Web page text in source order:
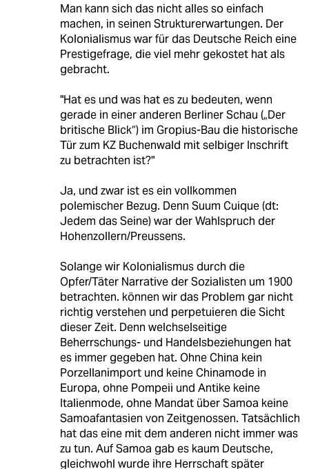
Man kann sich das nicht alles so einfach
machen, in seinen Strukturerwartungen. Der
Kolonialismus war für das Deutsche Reich eine
Prestigefrage, die viel mehr gekostet hat als
gebracht.
"Hat es und was hat es zu bedeuten, wenn
gerade in einer anderen Berliner Schau („Der
britische Blick“) im Gropius-Bau die historische
Tür zum KZ Buchenwald mit selbiger Inschrift
zu betrachten ist?"
Ja, und zwar ist es ein vollkommen
polemischer Bezug. Denn Suum Cuique (dt:
Jedem das Seine) war der Wahlspruch der
Hohenzollern/Preussens.
Solange wir Kolonialismus durch die
Opfer/Täter Narrative der Sozialisten um 1900
betrachten. können wir das Problem gar nicht
richtig verstehen und perpetuieren die Sicht
dieser Zeit. Denn welchselseitige
Beherrschungs- und Handelsbeziehungen hat
es immer gegeben hat. Ohne China kein
Porzellanimport und keine Chinamode in
Europa, ohne Pompeii und Antike keine
Italienmode, ohne Mandat über Samoa keine
Samoafantasien von Zeitgenossen. Tatsächlich
hat das eine mit dem anderen nicht immer was
zu tun. Auf Samoa gab es kaum Deutsche,
gleichwohl wurde ihre Herrschaft später